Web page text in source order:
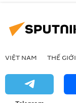
VIỆT NAM THẾ GIỚI